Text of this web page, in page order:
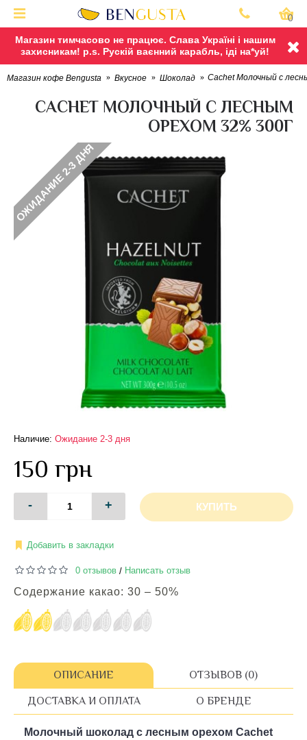
Магазин тимчасово не працює. Слава Україні і нашим
захисникам! p.s. Рускій ваєнний карабль, іді на*уй!
0
Магазин кофе Bengusta Вкусное Шоколад Cachet Молочный с
CACHET МОЛОЧНЫЙ С ЛЕСНЫМ
ОРЕХОМ 32% 300Г
ОЖИДАНИЕ 2-3 ДНЯ
Наличие: Ожидание 2-3 дня
150 грн
- + КУПИТЬ
Добавить в закладки
0 отзывов / Написать отзыв
Содержание какао: 30 – 50%
ОПИСАНИЕ ОТЗЫВОВ (0)
ДОСТАВКА И ОПЛАТА О БРЕНДЕ
Молочный шоколад с лесным орехом Cachet